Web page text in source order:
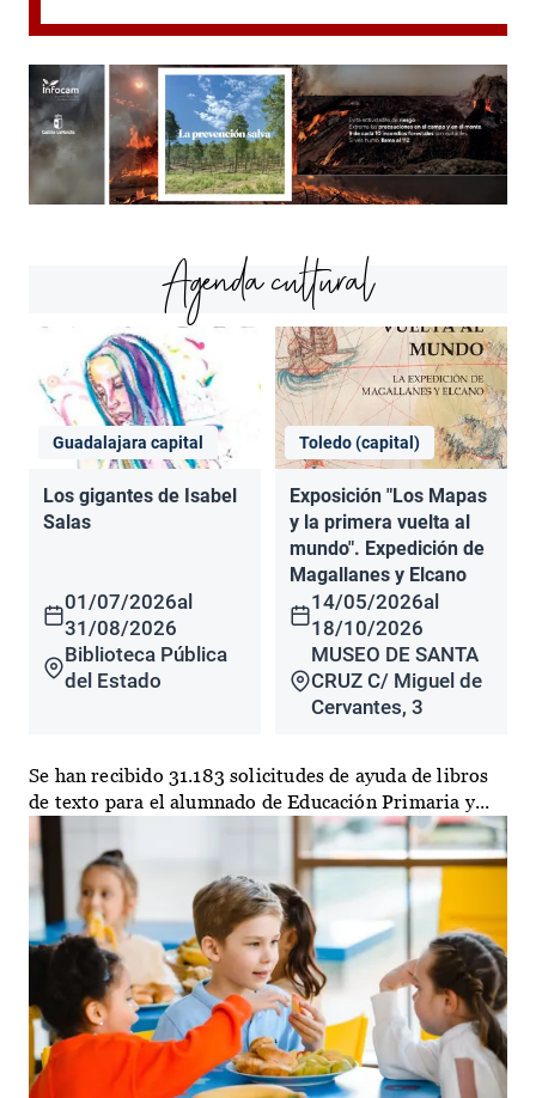
Agenda cultural
Guadalajara capital
Los gigantes de Isabel
Salas
01/07/2026al
31/08/2026
Biblioteca Pública
del Estado
Toledo (capital)
Exposición "Los Mapas
y la primera vuelta al
mundo". Expedición de
Magallanes y Elcano
14/05/2026al
18/10/2026
MUSEO DE SANTA
CRUZ C/ Miguel de
Cervantes, 3
Se han recibido 31.183 solicitudes de ayuda de libros
de texto para el alumnado de Educación Primaria y...